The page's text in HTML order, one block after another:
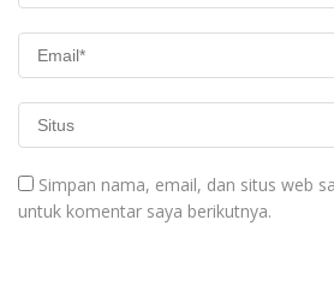
Simpan nama, email, dan situs web
untuk komentar saya berikutnya.